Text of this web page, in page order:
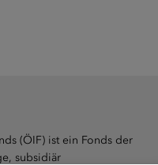
(ÖIF) ist ein Fonds der
subsidiär